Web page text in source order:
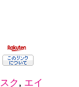
ク, エイ